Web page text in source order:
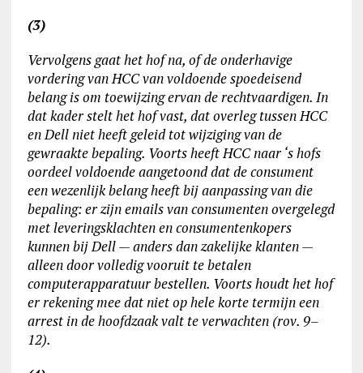
(3)
Vervolgens gaat het hof na, of de onderhavige
vordering van HCC van voldoende spoedeisend
belang is om toewijzing ervan de rechtvaardigen. In
dat kader stelt het hof vast, dat overleg tussen HCC
en Dell niet heeft geleid tot wijziging van de
gewraakte bepaling. Voorts heeft HCC naar ‘s hofs
oordeel voldoende aangetoond dat de consument
een wezenlijk belang heeft bij aanpassing van die
bepaling: er zijn emails van consumenten overgelegd
met leveringsklachten en consumentenkopers
kunnen bij Dell — anders dan zakelijke klanten —
alleen door volledig vooruit te betalen
computerapparatuur bestellen. Voorts houdt het hof
er rekening mee dat niet op hele korte termijn een
arrest in de hoofdzaak valt te verwachten (rov. 9–
12).